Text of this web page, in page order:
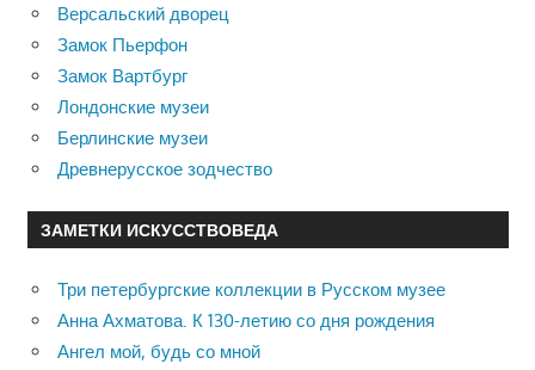
Версальский дворец
Замок Пьерфон
Замок Вартбург
Лондонские музеи
Берлинские музеи
Древнерусское зодчество
ЗАМЕТКИ ИСКУССТВОВЕДА
Три петербургские коллекции в Русском музее
Анна Ахматова. К 130-летию со дня рождения
Ангел мой, будь со мной